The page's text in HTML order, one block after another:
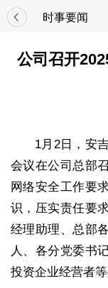
时事要闻
公司召开
1月2日，安
会议在公司总部
网络安全工作要
识，压实责任要
经理助理、总部
人、各分党委书
投资企业经营者